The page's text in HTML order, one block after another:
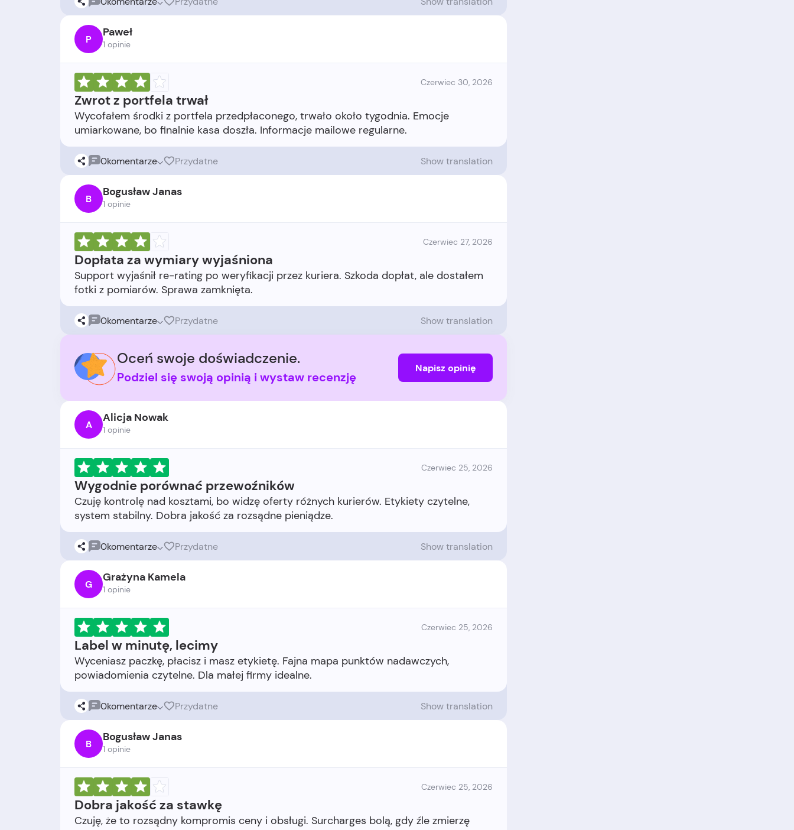
P Paweł
1 opinie
Czerwiec 30, 2026
Zwrot z portfela trwał
Wycofałem środki z portfela przedpłaconego, trwało około tygodnia. Emocje
0komentarze Przydatne Show translation
B Bogusław Janas
1 opinie
Czerwiec 27, 2026
Dopłata za wymiary wyjaśniona
Support wyjaśnił re-rating po weryfikacji przez kuriera. Szkoda dopłat, ale dostałem
0komentarze Przydatne Show translation
Oceń swoje doświadczenie.
Podziel się swoją opinią i wystaw recenzję
Napisz opinię
A Alicja Nowak
1 opinie
Czerwiec 25, 2026
Wygodnie porównać przewoźników
Czuję kontrolę nad kosztami, bo widzę oferty różnych kurierów. Etykiety czytelne,
0komentarze Przydatne Show translation
G Grażyna Kamela
1 opinie
Czerwiec 25, 2026
Label w minutę, lecimy
Wyceniasz paczkę, płacisz i masz etykietę. Fajna mapa punktów nadawczych,
0komentarze Przydatne Show translation
B Bogusław Janas
1 opinie
Czerwiec 25, 2026
Dobra jakość za stawkę
Czuję, że to rozsądny kompromis ceny i obsługi. Surcharges bolą, gdy źle zmierzę